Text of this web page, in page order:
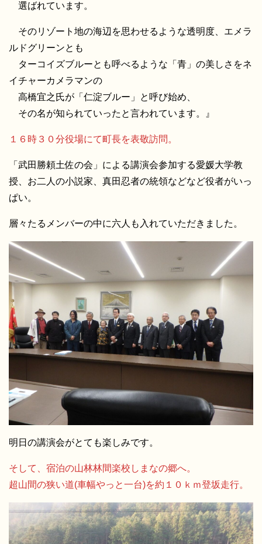
選ばれています。
そのリゾート地の海辺を思わせるような透明度、エメラ
ルドグリーンとも
ターコイズブルーとも呼べるような「青」の美しさをネ
イチャーカメラマンの
高橋宜之氏が「仁淀ブルー」と呼び始め、
その名が知られていったと言われています。』
１６時３０分役場にて町長を表敬訪問。
「武田勝頼土佐の会」による講演会参加する愛媛大学教
授、お二人の小説家、真田忍者の統領などなど役者がいっ
ぱい。
層々たるメンバーの中に六人も入れていただきました。
明日の講演会がとても楽しみです。
そして、宿泊の山林林間楽校しまなの郷へ。
超山間の狭い道(車幅やっと一台)を約１０ｋｍ登坂走行。